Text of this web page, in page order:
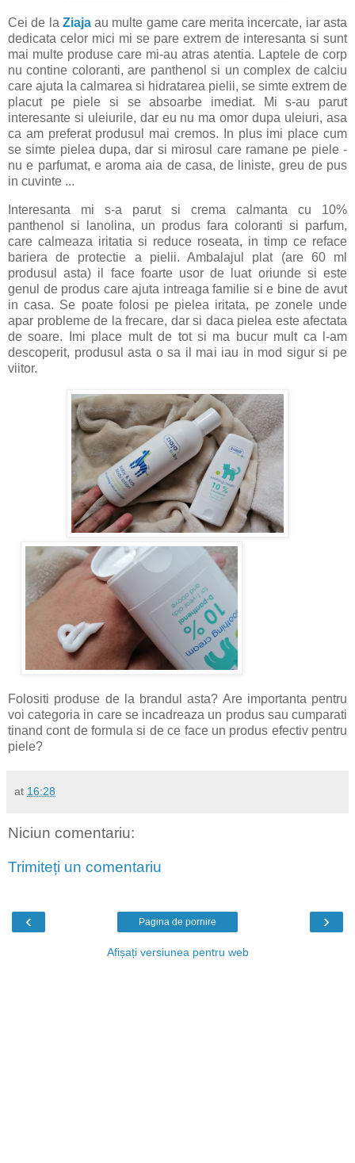
Cei de la Ziajaau multe game care merita incercate, iar asta
dedicata celor mici mi se pare extrem de interesanta si sunt
mai multe produse care mi-au atras atentia. Laptele de corp
nu contine coloranti, are panthenol si un complex de calciu
care ajuta la calmarea si hidratarea pielii, se simte extrem de
placut pe piele si se absoarbe imediat. Mi s-au parut
interesante si uleiurile, dar eu nu ma omor dupa uleiuri, asa
ca am preferat produsul mai cremos. In plus imi place cum
se simte pielea dupa, dar si mirosul care ramane pe piele -
nu e parfumat, e aroma aia de casa, de liniste, greu de pus
in cuvinte ...
Interesanta mi s-a parut si crema calmanta cu 10%
panthenol si lanolina, un produs fara coloranti si parfum,
care calmeaza iritatia si reduce roseata, in timp ce reface
bariera de protectie a pielii. Ambalajul plat (are 60 ml
produsul asta) il face foarte usor de luat oriunde si este
genul de produs care ajuta intreaga familie si e bine de avut
in casa. Se poate folosi pe pielea iritata, pe zonele unde
apar probleme de la frecare, dar si daca pielea este afectata
de soare. Imi place mult de tot si ma bucur mult ca l-am
descoperit, produsul asta o sa il mai iau in mod sigur si pe
viitor.
Folositi produse de la brandul asta? Are importanta pentru
voi categoria in care se incadreaza un produs sau cumparati
tinand cont de formula si de ce face un produs efectiv pentru
piele?
at 16:28
Niciun comentariu:
Trimiteți un comentariu
‹ ›
Pagina de pornire
Afișați versiunea pentru web